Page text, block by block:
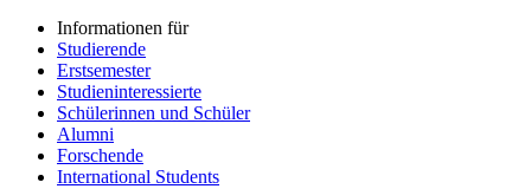
Informationen für
Studierende
Erstsemester
Studieninteressierte
Schülerinnen und Schüler
Alumni
Forschende
International Students